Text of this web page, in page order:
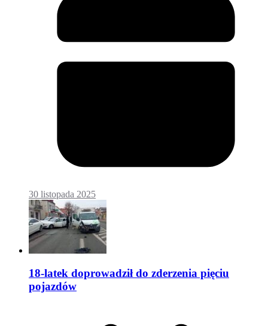
30 listopada 2025
18-latek doprowadził do zderzenia pięciu
pojazdów